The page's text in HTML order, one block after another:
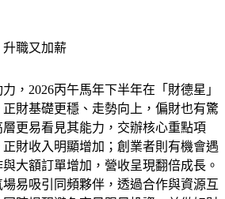
職又加薪
，2026丙午馬年下半年在「財德星」
財基礎更穩、走勢向上，偏財也有驚
更易看見其能力，交辦核心重點項
財收入明顯增加；創業者則有機會遇
大額訂單增加，營收呈現翻倍成長。
易吸引同頻夥伴，透過合作與資源互